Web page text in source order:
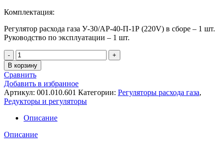
Комплектация:
Регулятор расхода газа У-30/АР-40-П-1Р (220V) в сборе – 1 шт.
Руководство по эксплуатации – 1 шт.
Количество
Регулятор
расхода
газа
У-30/
АР-40-
П-1Р
(220V)
В корзину
Сравнить
Добавить в избранное
Артикул: 001.010.601 Категории: Регуляторы расхода газа,
Редукторы и регуляторы
Описание
Описание